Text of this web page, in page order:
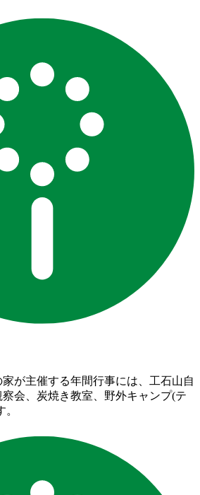
が主催する年間行事には、工石山自
会、炭焼き教室、野外キャンプ(テ